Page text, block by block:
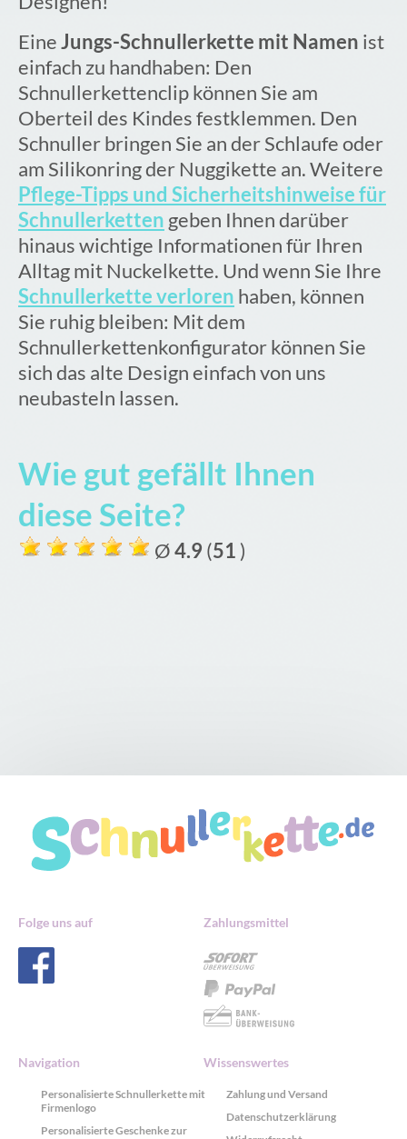
EineJungs-Schnullerkette mit Namen ist
einfach zu handhaben: Den
Schnullerkettenclip können Sie am
Oberteil des Kindes festklemmen. Den
Schnuller bringen Sie an der Schlaufe oder
am Silikonring der Nuggikette an. Weitere
Pflege-Tipps und Sicherheitshinweise für
Schnullerketten geben Ihnen darüber
hinaus wichtige Informationen für Ihren
Alltag mit Nuckelkette. Und wenn Sie Ihre
Schnullerkette verloren haben, können
Sie ruhig bleiben: Mit dem
Schnullerkettenkonfigurator können Sie
sich das alte Design einfach von uns
neubasteln lassen.
Wie gut gefällt Ihnen
diese Seite?
Ø4.9 (51 )
Folge uns auf Zahlungsmittel
Navigation
Personalisierte Schnullerkette mit
Firmenlogo
Personalisierte Geschenke zur
Wissenswertes
Zahlung und Versand
Datenschutzerklärung